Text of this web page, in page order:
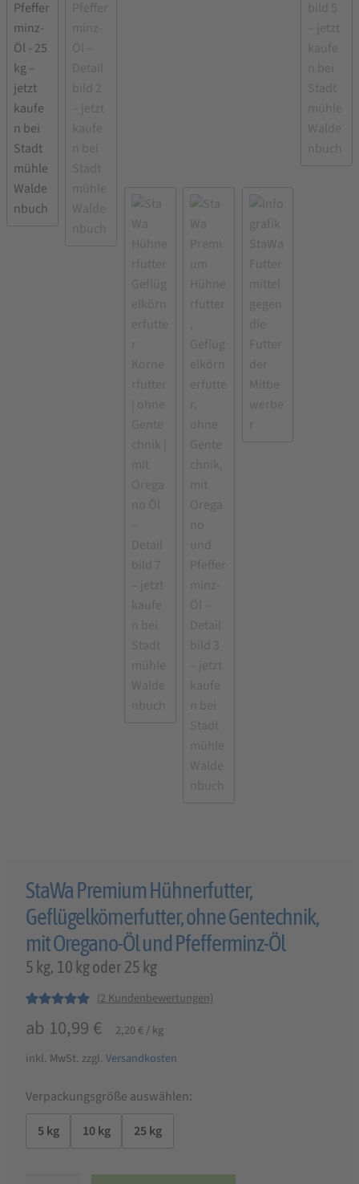
StaWa Premium Hühnerfutter,
Geflügelkörnerfutter, ohne Gentechnik,
mit Oregano-Öl und Pfefferminz-Öl
5 kg, 10 kg oder 25 kg
5.00 von 5,
basierend auf
(2 Kundenbewertungen)
ab 10,99 € 2,20 €/kg
inkl. MwSt. zzgl. Versandkosten
Verpackungsgröße auswählen:
5 kg
10 kg 25 kg